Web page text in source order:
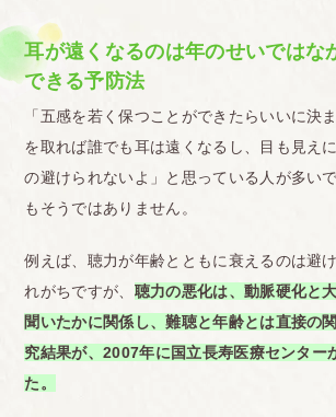
耳が遠くなるのは年のせいではな
できる予防法
「五感を若く保つことができたらいいに決
を取れば誰でも耳は遠くなるし、目も見え
の避けられないよ」と思っている人が多い
もそうではありません。
例えば、聴力が年齢とともに衰えるのは避
れがちですが、 聴力の悪化は、動脈硬化と
聞いたかに関係し、難聴と年齢とは直接の
究結果が、2007年に国立長寿医療センター
た。